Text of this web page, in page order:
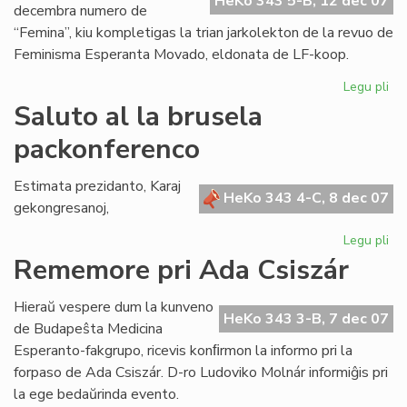
decembra numero de
“Femina”, kiu kompletigas la trian jarkolekton de la revuo de
Feminisma Esperanta Movado, eldonata de LF-koop.
Legu pli
de
Saluto al la brusela
packonferenco
HeKo 343 4-C, 8 dec 07
Estimata prezidanto, Karaj
gekongresanoj,
Legu pli
Rememore pri Ada Csiszár
HeKo 343 3-B, 7 dec 07
Hieraŭ vespere dum la kunveno
de Budapeŝta Medicina
Esperanto-fakgrupo, ricevis konﬁrmon la informo pri la
forpaso de Ada Csiszár. D-ro Ludoviko Molnár informiĝis pri
la ege bedaŭrinda evento.